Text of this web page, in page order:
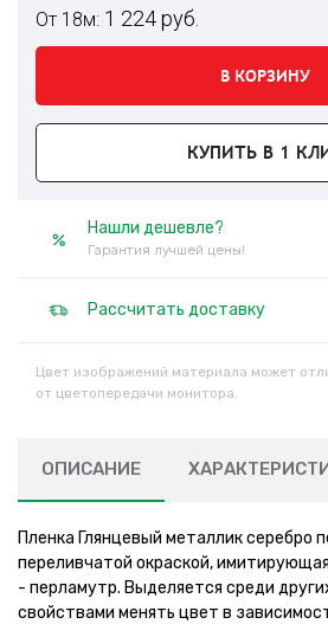
От 18м: 1 224 руб.
В КОРЗИНУ
КУПИТЬ В 1
Нашли дешевле?
Гарантия лучшей цены!
Рассчитать доставку
Цвет изображений материала может
от цветопередачи монитора.
ОПИСАНИЕ
Пленка Глянцевый металлик серебро
переливчатой окраской,
- перламутр. Выделяется среди
свойствами менять цвет в